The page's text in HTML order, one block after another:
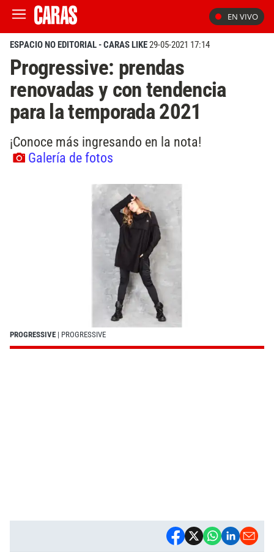
EN VIVO
ESPACIO NO EDITORIAL - CARAS LIKE29-05-2021 17:14
Progressive: prendas
renovadas y con tendencia
para la temporada 2021
¡Conoce más ingresando en la nota!
Galería de fotos
PROGRESSIVE | PROGRESSIVE